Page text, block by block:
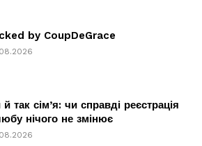
by CoupDeGrace
так сім’я: чи справді реєстрація
нічого не змінює